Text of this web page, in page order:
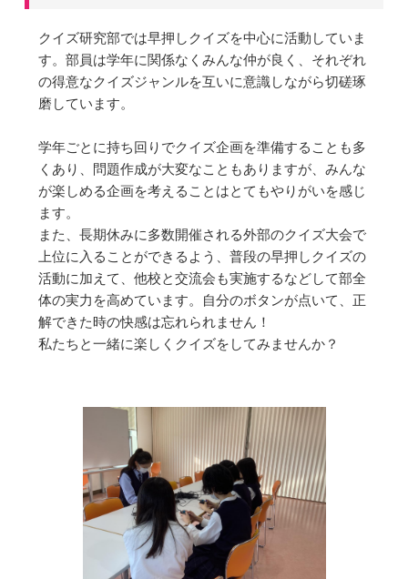
クイズ研究部では早押しクイズを中心に活動していま
す。部員は学年に関係なくみんな仲が良く、それぞれ
の得意なクイズジャンルを互いに意識しながら切磋琢
磨しています。
学年ごとに持ち回りでクイズ企画を準備することも多
くあり、問題作成が大変なこともありますが、みんな
が楽しめる企画を考えることはとてもやりがいを感じ
ます。
また、長期休みに多数開催される外部のクイズ大会で
上位に入ることができるよう、普段の早押しクイズの
活動に加えて、他校と交流会も実施するなどして部全
体の実力を高めています。自分のボタンが点いて、正
解できた時の快感は忘れられません！
私たちと一緒に楽しくクイズをしてみませんか？